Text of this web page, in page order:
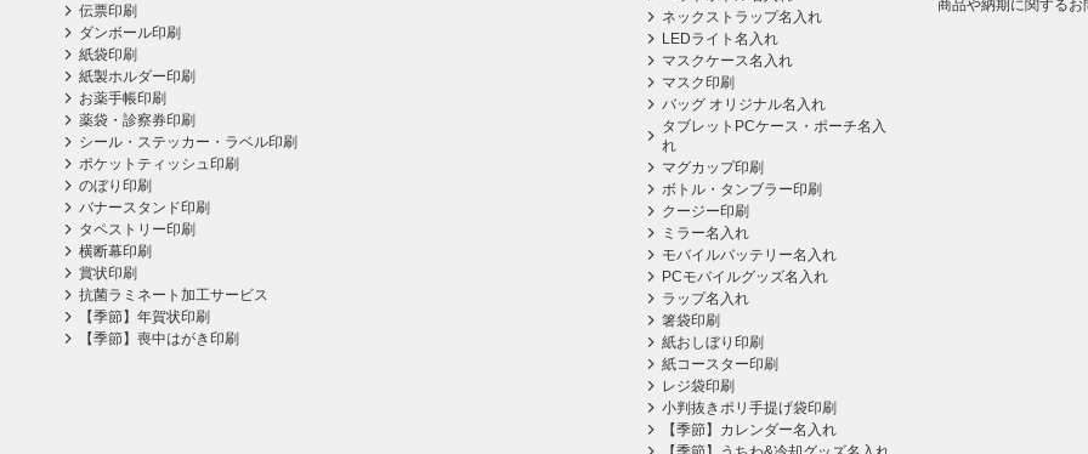
伝票印刷
ダンボール印刷
紙袋印刷
紙製ホルダー印刷
お薬手帳印刷
薬袋・診察券印刷
シール・ステッカー・ラベル印刷
ポケットティッシュ印刷
のぼり印刷
バナースタンド印刷
タペストリー印刷
横断幕印刷
賞状印刷
抗菌ラミネート加工サービス
【季節】年賀状印刷
【季節】喪中はがき印刷
ネックストラップ名入れ
LEDライト名入れ
マスクケース名入れ
マスク印刷
バッグ オリジナル名入れ
タブレットPCケース・ポーチ名入
れ
マグカップ印刷
ボトル・タンブラー印刷
クージー印刷
ミラー名入れ
モバイルバッテリー名入れ
PCモバイルグッズ名入れ
ラップ名入れ
箸袋印刷
紙おしぼり印刷
紙コースター印刷
レジ袋印刷
小判抜きポリ手提げ袋印刷
【季節】カレンダー名入れ
商品や納期に関するお